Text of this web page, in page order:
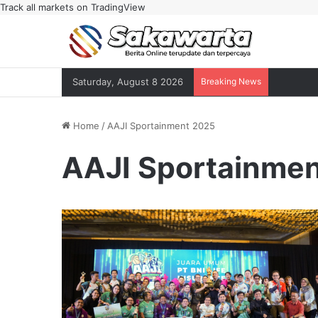
Track all markets on TradingView
Saturday, August 8 2026 Breaking News
Home / AAJI Sportainment 2025
AAJI